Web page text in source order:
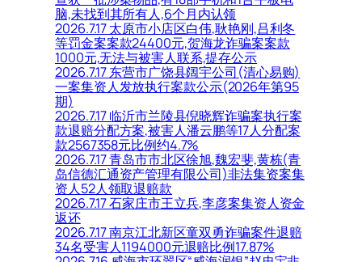
脑,未找到其所有人,6个月内认领
2026.7.17 太原市小店区白伟,耿艳刚,吕利冬
等罚金案案款24400元,贺海龙诈骗案案款
1000元,无法与被害人联系,提存公示
2026.7.17 东营市广饶县阔宇公司(清心易购)
一案集资人发放执行案款公示(2026年第95
期)
2026.7.17 临沂市兰陵县倪晓辉诈骗案执行案
款退赔分配方案,被害人潘云鹏等17人分配案
款2567358元比例约4.7%
2026.7.17 青岛市市北区徐旭,魏宏斐,黄栋(青
岛信德汇通资产管理有限公司)非法集资案集
资人52人领取退赔款
2026.7.17 石家庄市王立兵,李彦案集资人资金
返还
2026.7.17 南京江北新区童双勇诈骗案件退赔
34名受害人1194000元退赔比例17.87%